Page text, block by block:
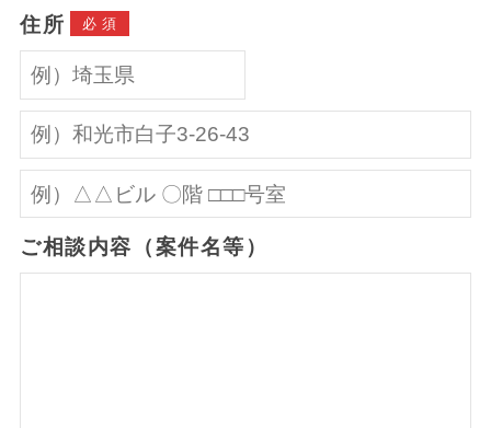
住所 必須
ご相談内容（案件名等）